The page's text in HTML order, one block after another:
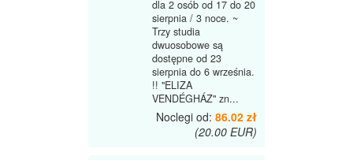
dla 2 osób od 17 do 20
sierpnia / 3 noce. ~
Trzy studia
dwuosobowe są
dostępne od 23
sierpnia do 6 września.
!! "ELIZA
VENDÉGHÁZ" zn...
Noclegi od: 86.02 zł
(20.00 EUR)